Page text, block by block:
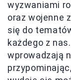
wyzwaniami
oraz wojenne
się do
każdego z
wprowadzają